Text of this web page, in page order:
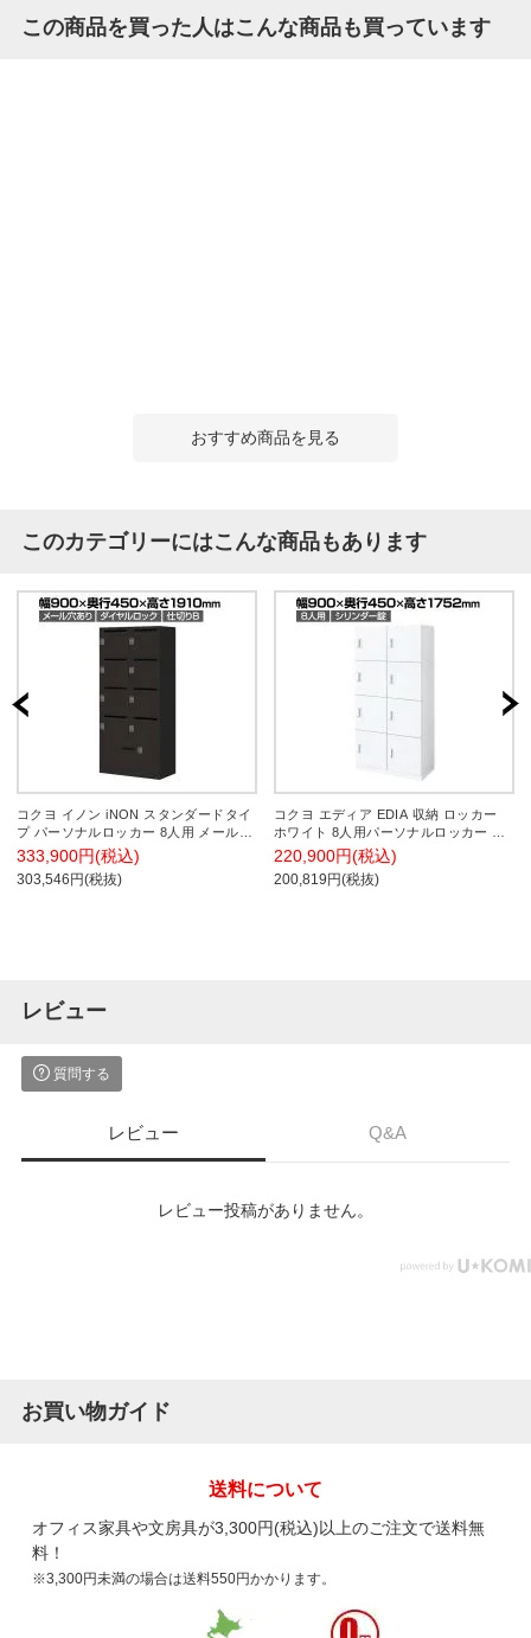
この商品を買った人はこんな商品も買っています
おすすめ商品を見る
このカテゴリーにはこんな商品もあります
コクヨ イノン iNON スタンダードタイ
プ パーソナルロッカー 8人用 メール穴
あり 庫内仕切りBタイプ 下段ラテラル
ダイヤルロック ブラック 幅900×奥行
450×高さ1910mm
333,900円(税込)
303,546円(税抜)
コクヨ エディア EDIA 収納 ロッカー
ホワイト 8人用パーソナルロッカー シ
リンダー錠 幅900×奥行450×高さ
1752mm BWU-RN8279SAWNN-K
220,900円(税込)
200,819円(税抜)
レビュー
質問する
レビュー Q&A
レビュー投稿がありません。
お買い物ガイド
送料について
オフィス家具や文房具が3,300円(税込)以上のご注文で送料無
料！
※3,300円未満の場合は送料550円かかります。